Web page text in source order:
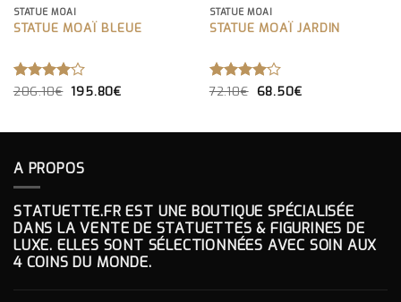
STATUE MOAÏ
STATUE MOAÏ BLEUE
NOTE
206.10€ LE
206.10€.
195.80€LE
195.80€.
STATUE MOAÏ
STATUE MOAÏ JARDIN
NOTE
72.10€ LE
72.10€.
68.50€LE
68.50€.
A PROPOS
STATUETTE.FR EST UNE BOUTIQUE SPÉCIALISÉE
DANS LA VENTE DE STATUETTES & FIGURINES DE
LUXE. ELLES SONT SÉLECTIONNÉES AVEC SOIN AUX
4 COINS DU MONDE.